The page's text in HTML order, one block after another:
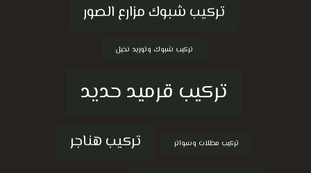
تركيب شبوك مزارع الصور
تركيب شبوك وتوريد نخيل
تركيب قرميد حديد
تركيب مظلات وسواتر
تركيب هناجر